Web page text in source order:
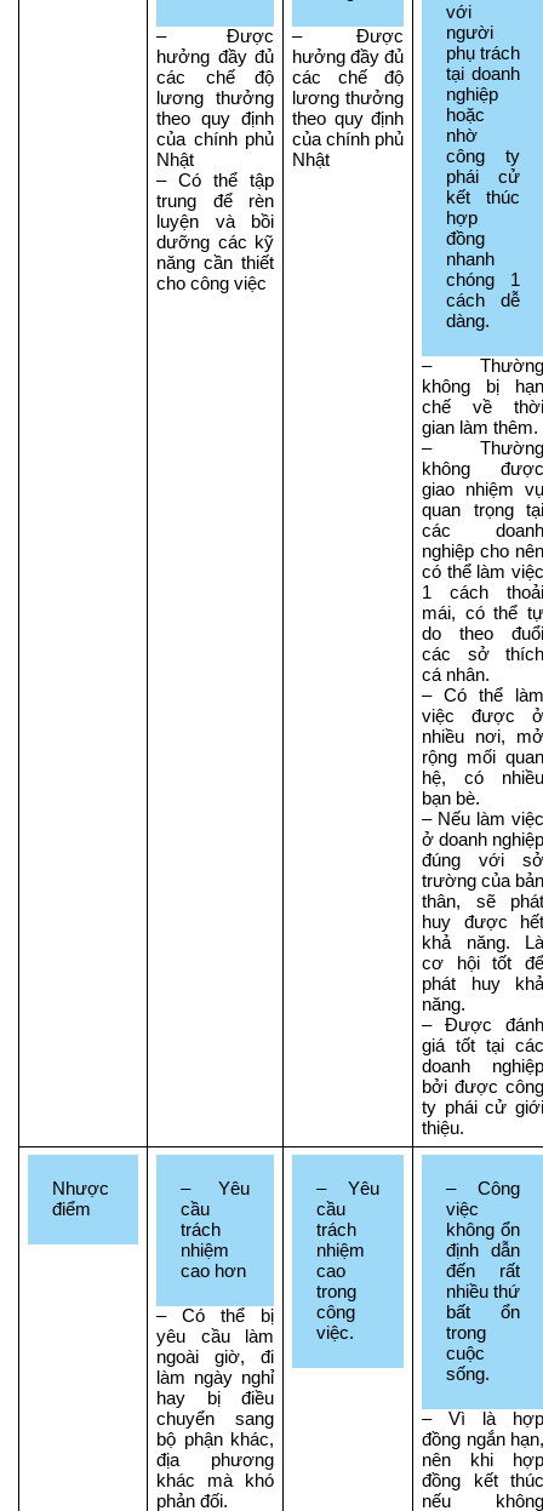
– Được
hưởng đầy đủ
các chế độ
lương thưởng
theo quy định
của chính phủ
Nhật
– Có thể tập
trung để rèn
luyện và bồi
dưỡng các kỹ
năng cần thiết
cho công việc
– Được
hưởng đầy đủ
các chế độ
lương thưởng
theo quy định
của chính phủ
Nhật
với
người
phụ trách
tại doanh
nghiệp
hoặc
nhờ
công ty
phái cử
kết thúc
hợp
đồng
nhanh
chóng 1
cách dễ
dàng.
–
không bị
chế về
gian làm thêm.
–
không
giao nhiệm
quan trọng
các
nghiệp cho
có thể làm
1 cách
mái, có thể
do theo
các sở
cá nhân.
– Có thể
việc được
nhiều nơi,
rộng mối
hệ, có
bạn bè.
– Nếu làm
ở doanh
đúng với
trường của
thân, sẽ
huy được
khả năng.
cơ hội tốt
phát huy
năng.
– Được
giá tốt tại
doanh
bởi được
ty phái cử
thiệu.
Nhược
điểm
– Yêu
cầu
trách
nhiệm
cao hơn
– Có thể bị
yêu cầu làm
ngoài giờ, đi
làm ngày nghỉ
hay bị điều
chuyển sang
bộ phận khác,
địa phương
khác mà khó
phản đối.
– Yêu
cầu
trách
nhiệm
cao
trong
công
việc.
– Công
việc
không ổn
định dẫn
đến rất
nhiều thứ
bất ổn
trong
cuộc
sống.
– Vì là
đồng ngắn
nên khi
đồng kết
nếu